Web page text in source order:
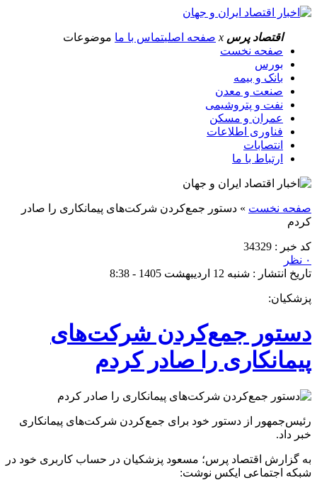
اقتصاد پرس x صفحه اصلیتماس با ما موضوعات
صفحه نخست
بورس
بانک و بیمه
صنعت و معدن
نفت و پتروشیمی
عمران و مسکن
فناوری اطلاعات
انتصابات
ارتباط با ما
صفحه نخست » دستور جمع‌کردن شرکت‌های پیمانکاری را صادر
کردم
کد خبر : 34329
۰ نظر
تاریخ انتشار : شنبه 12 اردیبهشت 1405 - 8:38
پزشکیان:
دستور جمع‌کردن شرکت‌های
پیمانکاری را صادر کردم
رئیس‌جمهور از دستور خود برای جمع‌کردن شرکت‌های پیمانکاری
خبر داد.
به گزارش اقتصاد پرس؛ مسعود پزشکیان در حساب کاربری خود در
شبکه اجتماعی ایکس نوشت: